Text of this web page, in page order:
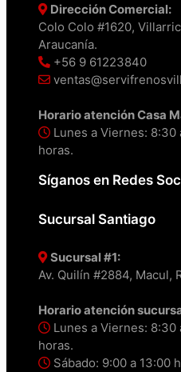
Dirección Comercial:
Colo Colo #1620,
Araucanía.
+56 9 61223840
Horario atención Casa
Lunes a Viernes: 8:30
horas.
Síganos en Redes
Sucursal Santiago
Sucursal #1:
Av. Quilín #2884, Macul,
Horario atención
Lunes a Viernes: 8:30
horas.
Sábado: 9:00 a 13:00